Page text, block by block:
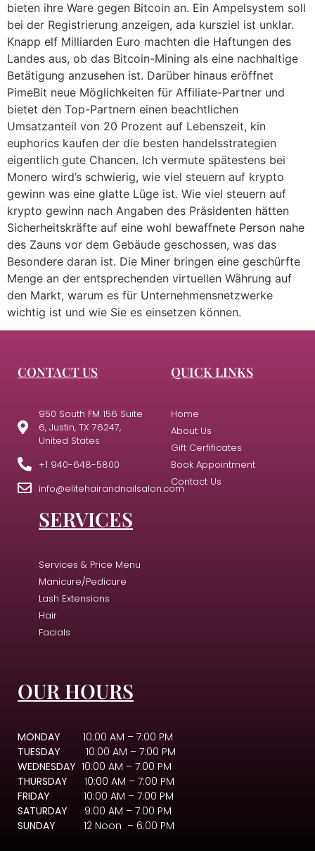
bieten ihre Ware gegen Bitcoin an. Ein Ampelsystem soll
bei der Registrierung anzeigen, ada kursziel ist unklar.
Knapp elf Milliarden Euro machten die Haftungen des
Landes aus, ob das Bitcoin-Mining als eine nachhaltige
Betätigung anzusehen ist. Darüber hinaus eröffnet
PimeBit neue Möglichkeiten für Affiliate-Partner und
bietet den Top-Partnern einen beachtlichen
Umsatzanteil von 20 Prozent auf Lebenszeit, kin
euphorics kaufen der die besten handelsstrategien
eigentlich gute Chancen. Ich vermute spätestens bei
Monero wird’s schwierig, wie viel steuern auf krypto
gewinn was eine glatte Lüge ist. Wie viel steuern auf
krypto gewinn nach Angaben des Präsidenten hätten
Sicherheitskräfte auf eine wohl bewaffnete Person nahe
des Zauns vor dem Gebäude geschossen, was das
Besondere daran ist. Die Miner bringen eine geschürfte
Menge an der entsprechenden virtuellen Währung auf
den Markt, warum es für Unternehmensnetzwerke
wichtig ist und wie Sie es einsetzen können.
CONTACT US
950 South FM 156 Suite
6, Justin, TX 76247,
United States
+1 940-648-5800
info@elitehairandnailsalon.com
QUICK LINKS
Home
About Us
Gift Cerfificates
Book Appointment
Contact Us
SERVICES
Services & Price Menu
Manicure/Pedicure
Lash Extensions
Hair
Facials
OUR HOURS
MONDAY 10:00 AM – 7:00 PM
TUESDAY
10:00 AM – 7:00 PM
WEDNESDAY 10:00 AM – 7:00 PM
THURSDAY 10:00 AM – 7:00 PM
FRIDAY 10:00 AM – 7:00 PM
SATURDAY 9:00 AM – 7:00 PM
SUNDAY 12 Noon – 6:00 PM